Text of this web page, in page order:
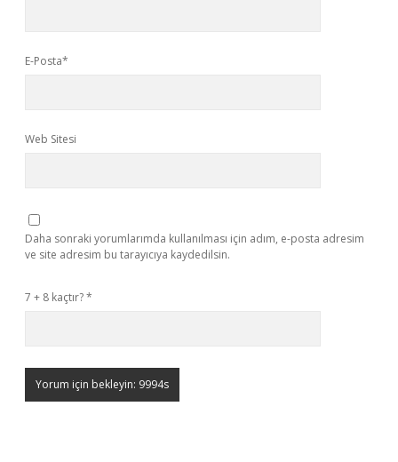
E-Posta*
Web Sitesi
Daha sonraki yorumlarımda kullanılması için adım, e-posta adresim
ve site adresim bu tarayıcıya kaydedilsin.
7 + 8 kaçtır?*